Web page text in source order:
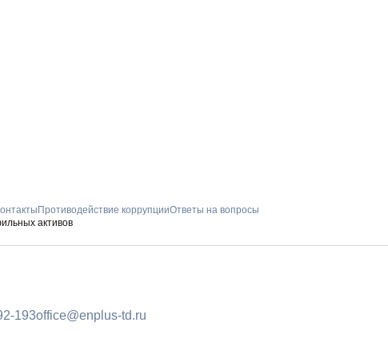
Противодействие коррупцииОтветы на вопросы
активов
193office@enplus-td.ru